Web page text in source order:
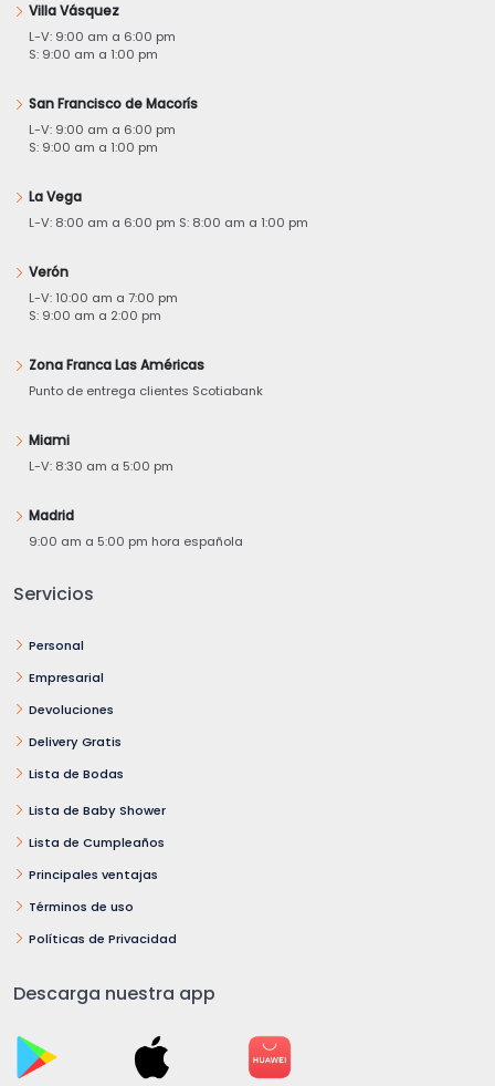
Villa Vásquez
L-V: 9:00 am a 6:00 pm
S: 9:00 am a 1:00 pm
San Francisco de Macorís
L-V: 9:00 am a 6:00 pm
S: 9:00 am a 1:00 pm
La Vega
L-V: 8:00 am a 6:00 pm S: 8:00 am a 1:00 pm
Verón
L-V: 10:00 am a 7:00 pm
S: 9:00 am a 2:00 pm
Zona Franca Las Américas
Punto de entrega clientes Scotiabank
Miami
L-V: 8:30 am a 5:00 pm
Madrid
9:00 am a 5:00 pm hora española
Servicios
Personal
Empresarial
Devoluciones
Delivery Gratis
Lista de Bodas
Lista de Baby Shower
Lista de Cumpleaños
Principales ventajas
Términos de uso
Políticas de Privacidad
Descarga nuestra app